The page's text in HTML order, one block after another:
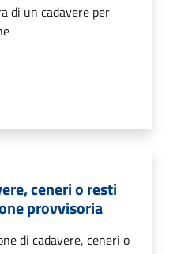
di un cadavere per
ceneri o resti
provvisoria
di cadavere, ceneri o